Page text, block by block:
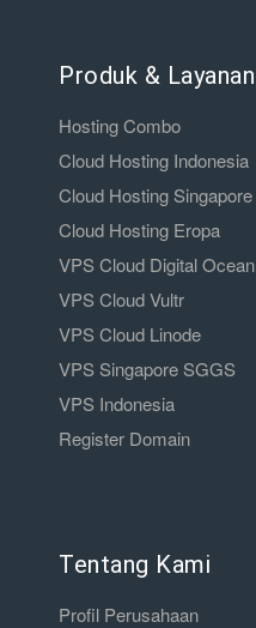
Produk & Layanan
Hosting Combo
Cloud Hosting Indonesia
Cloud Hosting Singapore
Cloud Hosting Eropa
VPS Cloud Digital Ocean
VPS Cloud Vultr
VPS Cloud Linode
VPS Singapore SGGS
VPS Indonesia
Register Domain
Tentang Kami
Profil Perusahaan